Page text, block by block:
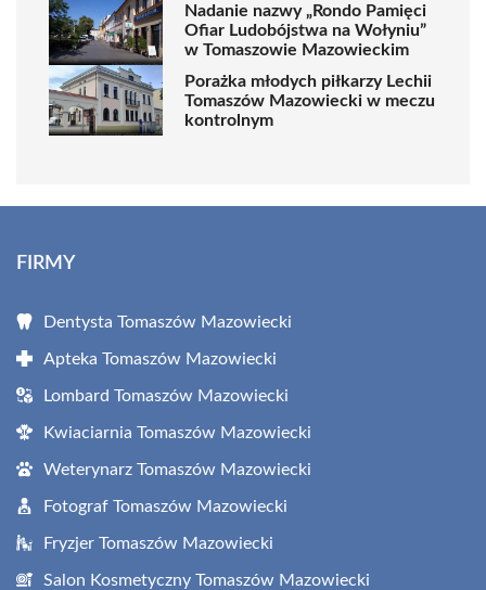
Nadanie nazwy „Rondo Pamięci
Ofiar Ludobójstwa na Wołyniu”
w Tomaszowie Mazowieckim
Porażka młodych piłkarzy Lechii
Tomaszów Mazowiecki w meczu
kontrolnym
FIRMY
Dentysta Tomaszów Mazowiecki
Apteka Tomaszów Mazowiecki
Lombard Tomaszów Mazowiecki
Kwiaciarnia Tomaszów Mazowiecki
Weterynarz Tomaszów Mazowiecki
Fotograf Tomaszów Mazowiecki
Fryzjer Tomaszów Mazowiecki
Salon Kosmetyczny Tomaszów Mazowiecki